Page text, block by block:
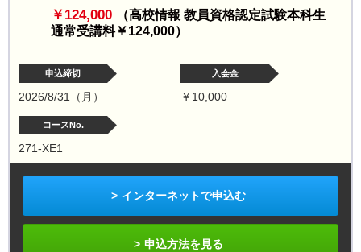
￥124,000
（高校情報 教員資格認定試験本科生
通常受講料￥124,000）
申込締切
2026/8/31（月）
入会金
￥10,000
コースNo.
271-XE1
インターネットで申込む
申込方法を見る